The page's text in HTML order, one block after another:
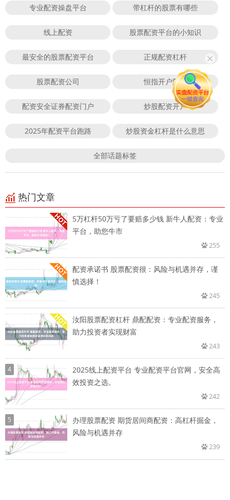
专业配资操盘平台 带杠杆的股票有哪些
线上配资 股票配资平台的小知识
最安全的股票配资平台 正规配资杠杆
股票配资公司 恒指开户配资
配资安全证券配资门户 炒股配资开户
2025年配资平台跑路 炒股资金杠杆是什么意思
全部话题标签
热门文章
5万杠杆50万亏了要赔多少钱 新牛人配资：专业
平台，助您牛市
255
配资承诺书 股票配资很：风险与机遇并存，谨
慎选择！
245
汝阳股票配资杠杆 鼎配配资：专业配资服务，
助力投资者实现财富
243
4
2025线上配资平台 专业配资平台官网，安全高
效投资之选。
242
5
办理股票配资 期货居间商配资：高杠杆掘金，
风险与机遇并存
239